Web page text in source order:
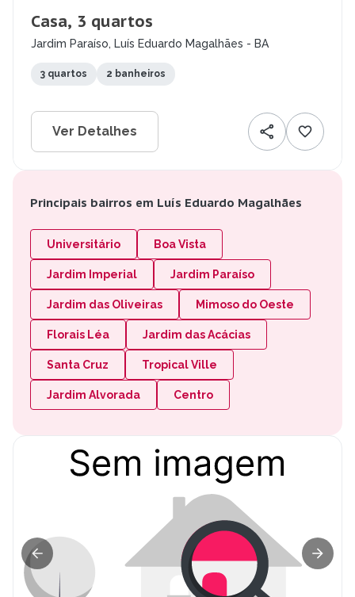
Casa, 3 quartos
Jardim Paraíso, Luís Eduardo Magalhães - BA
3 quartos 2 banheiros
Ver Detalhes
Principais bairros em Luís Eduardo Magalhães
Universitário Boa Vista
Jardim Imperial Jardim Paraíso
Jardim das Oliveiras Mimoso do Oeste
Florais Léa Jardim das Acácias
Santa Cruz Tropical Ville
Jardim Alvorada Centro